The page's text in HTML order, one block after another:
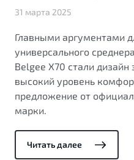
S50
Элегантный и практичный
Узнайте о специальных
Реферальная программа
Помощь на дорогах
31 марта 2025
Главными аргументами
универсального
Belgee X70 стали
высокий уровень
предложение от
марки.
Читать далее